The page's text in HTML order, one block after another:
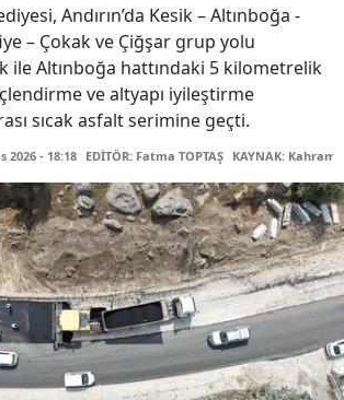
Andırın’da Kesik – Altınboğa -
– Çokak ve Çiğşar grup yolu
ile Altınboğa hattındaki 5 kilometrelik
ve altyapı iyileştirme
sıcak asfalt serimine geçti.
2026 - 18:18 EDİTÖR: Fatma TOPTAŞ KAYNAK: